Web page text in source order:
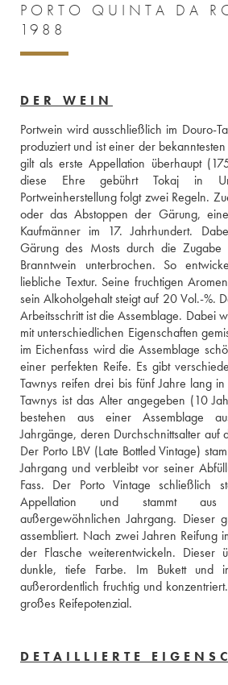
PORTO QUINTA DA
1988
DER WEIN
Portwein wird ausschließlich im Douro-
produziert und ist einer der
gilt als erste Appellation überhaupt
diese Ehre gebührt Tokaj in
Portweinherstellung folgt zwei Regeln.
oder das Abstoppen der Gärung,
Kaufmänner im 17. Jahrhundert.
Gärung des Mosts durch die
Branntwein unterbrochen. So
liebliche Textur. Seine fruchtigen
sein Alkoholgehalt steigt auf 20 Vol.-%.
Arbeitsschritt ist die Assemblage. Dabei
mit unterschiedlichen Eigenschaften
im Eichenfass wird die Assemblage
einer perfekten Reife. Es gibt
Tawnys reifen drei bis fünf Jahre lang in
Tawnys ist das Alter angegeben (10
bestehen aus einer Assemblage
Jahrgänge, deren Durchschnittsalter auf
Der Porto LBV (Late Bottled Vintage)
Jahrgang und verbleibt vor seiner
Fass. Der Porto Vintage schließlich
Appellation und stammt aus
außergewöhnlichen Jahrgang. Dieser
assembliert. Nach zwei Jahren Reifung
der Flasche weiterentwickeln. Dieser
dunkle, tiefe Farbe. Im Bukett und
außerordentlich fruchtig und
großes Reifepotenzial.
DETAILLIERTE